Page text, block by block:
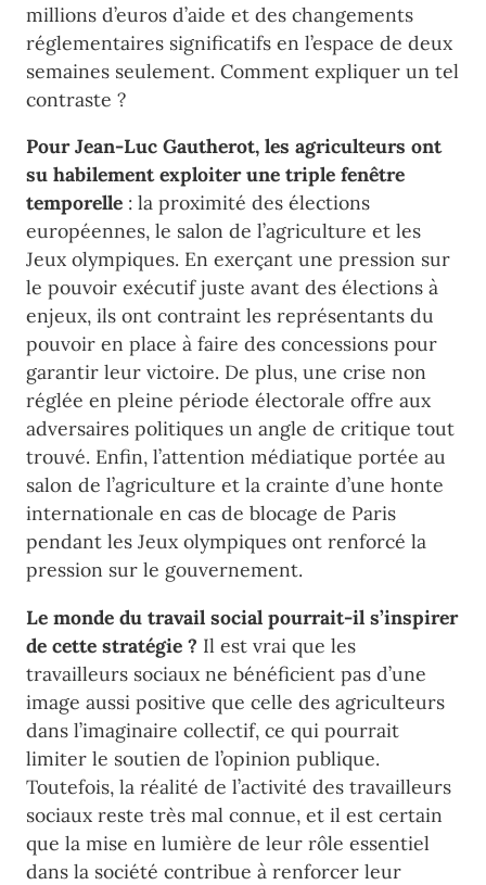
millions d’euros d’aide et des changements
réglementaires significatifs en l’espace de deux
semaines seulement. Comment expliquer un tel
contraste ?
Pour Jean-Luc Gautherot, les agriculteurs ont
su habilement exploiter une triple fenêtre
temporelle : la proximité des élections
européennes, le salon de l’agriculture et les
Jeux olympiques. En exerçant une pression sur
le pouvoir exécutif juste avant des élections à
enjeux, ils ont contraint les représentants du
pouvoir en place à faire des concessions pour
garantir leur victoire. De plus, une crise non
réglée en pleine période électorale offre aux
adversaires politiques un angle de critique tout
trouvé. Enfin, l’attention médiatique portée au
salon de l’agriculture et la crainte d’une honte
internationale en cas de blocage de Paris
pendant les Jeux olympiques ont renforcé la
pression sur le gouvernement.
Le monde du travail social pourrait-il s’inspirer
de cette stratégie ? Il est vrai que les
travailleurs sociaux ne bénéficient pas d’une
image aussi positive que celle des agriculteurs
dans l’imaginaire collectif, ce qui pourrait
limiter le soutien de l’opinion publique.
Toutefois, la réalité de l’activité des travailleurs
sociaux reste très mal connue, et il est certain
que la mise en lumière de leur rôle essentiel
dans la société contribue à renforcer leur